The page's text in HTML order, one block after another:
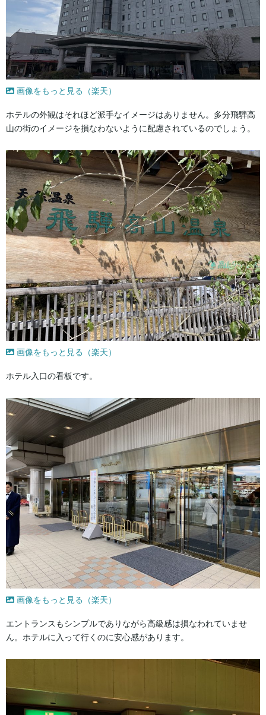
画像をもっと見る（楽天）
ホテルの外観はそれほど派手なイメージはありません。多分飛騨高
山の街のイメージを損なわないように配慮されているのでしょう。
画像をもっと見る（楽天）
ホテル入口の看板です。
画像をもっと見る（楽天）
エントランスもシンプルでありながら高級感は損なわれていませ
ん。ホテルに入って行くのに安心感があります。